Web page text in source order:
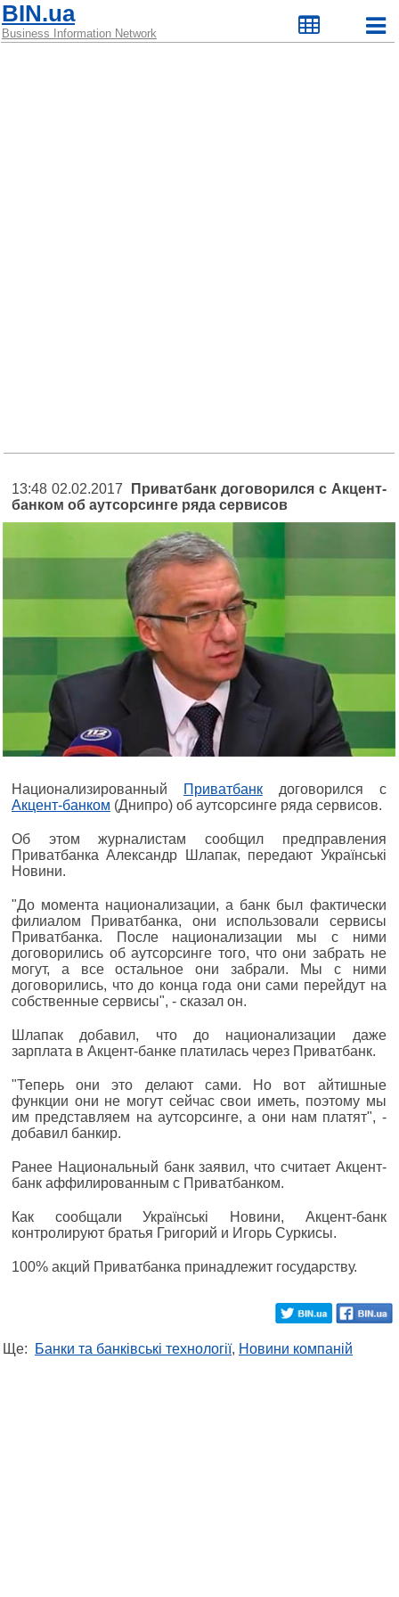
BIN.ua
Business Information Network
13:48 02.02.2017
Приватбанк договорился с Акцент-
банком об аутсорсинге ряда сервисов
Национализированный Приватбанкдоговорился с
Акцент-банком (Днипро) об аутсорсинге ряда сервисов.
Об этом журналистам сообщил предправления
Приватбанка Александр Шлапак, передают Українські
Новини.
"До момента национализации, а банк был фактически
филиалом Приватбанка, они использовали сервисы
Приватбанка. После национализации мы с ними
договорились об аутсорсинге того, что они забрать не
могут, а все остальное они забрали. Мы с ними
договорились, что до конца года они сами перейдут на
собственные сервисы", - сказал он.
Шлапак добавил, что до национализации даже
зарплата в Акцент-банке платилась через Приватбанк.
"Теперь они это делают сами. Но вот айтишные
функции они не могут сейчас свои иметь, поэтому мы
им представляем на аутсорсинге, а они нам платят", -
добавил банкир.
Ранее Национальный банк заявил, что считает Акцент-
банк аффилированным с Приватбанком.
Как сообщали Українські Новини, Акцент-банк
контролируют братья Григорий и Игорь Суркисы.
100% акций Приватбанка принадлежит государству.
Ще: Банки та банківські технології, Новини компаній